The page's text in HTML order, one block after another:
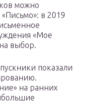
можно
в 2019
«Мое
выбор.
показали
на ранних